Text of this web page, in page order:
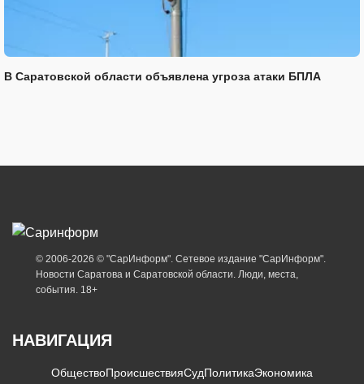
В Саратовской области объявлена угроза атаки БПЛА
© 2006-2026 © "СарИнформ". Сетевое издание "СарИнформ".
Новости Саратова и Саратовской области. Люди, места,
события. 18+
НАВИГАЦИЯ
ОбществоПроисшествияСудПолитикаЭкономика